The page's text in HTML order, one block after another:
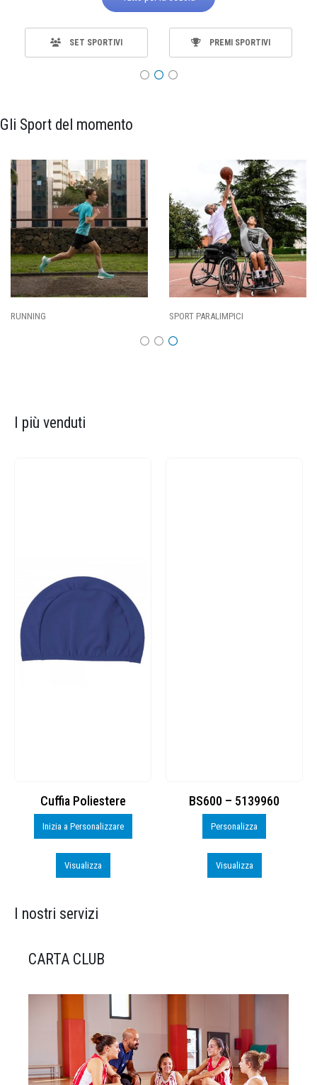
SET SPORTIVI PREMI SPORTIVI
Gli Sport del momento
CALCIO
I più venduti
Cuffia Poliestere
Inizia a Personalizzare
Visualizza
BS600 – 5139960
Personalizza
Visualizza
I nostri servizi
CARTA CLUB